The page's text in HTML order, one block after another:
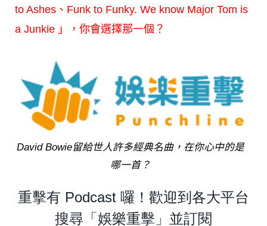
to Ashes、Funk to Funky. We know Major Tom is
a Junkie 」
，你會選擇那一個？
David Bowie留給世人許多經典名曲，在你心中的是
哪一首？
重擊有 Podcast 囉！歡迎到各大平台
搜尋「娛樂重擊」並訂閱